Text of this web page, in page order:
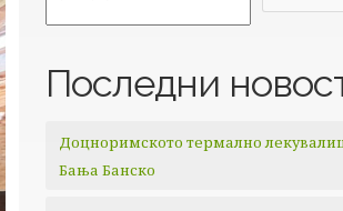
Последни
Доцноримското термално
Бања Банско